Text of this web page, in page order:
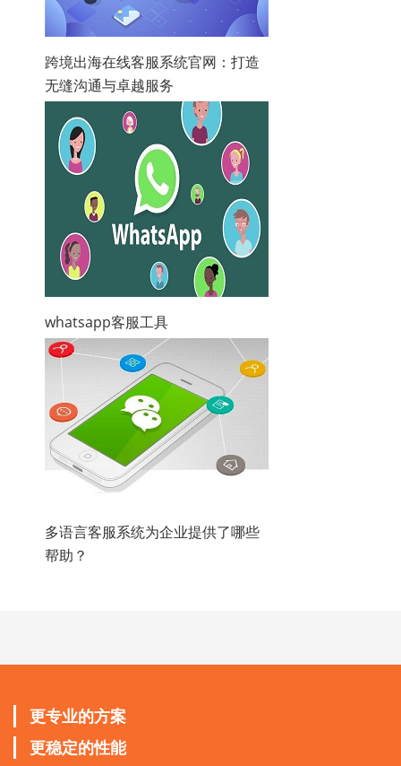
跨境出海在线客服系统官网：打造
无缝沟通与卓越服务
whatsapp客服工具
多语言客服系统为企业提供了哪些
帮助？
更专业的方案
更稳定的性能